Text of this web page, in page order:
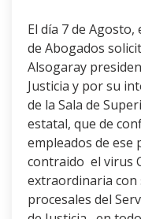
El día 7 de
de Abogados
Alsogaray
Justicia y por su
de la Sala de
estatal, que de
empleados de ese
contraido el virus
extraordinaria con
procesales del